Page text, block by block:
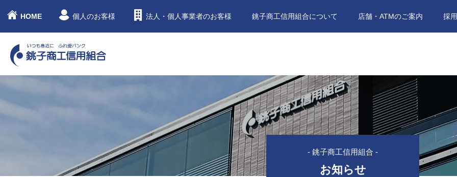
HOME 個人のお客様 法人・個人事業者のお客様 銚子商工信用組合について 店舗・ATMのご案内 採
- 銚子商工信用組合 -
お知らせ